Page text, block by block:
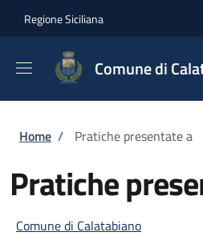
Regione Siciliana
Comune di
Briciole di pane
Home / Pratiche presentate a
Pratiche
Comune di Calatabiano